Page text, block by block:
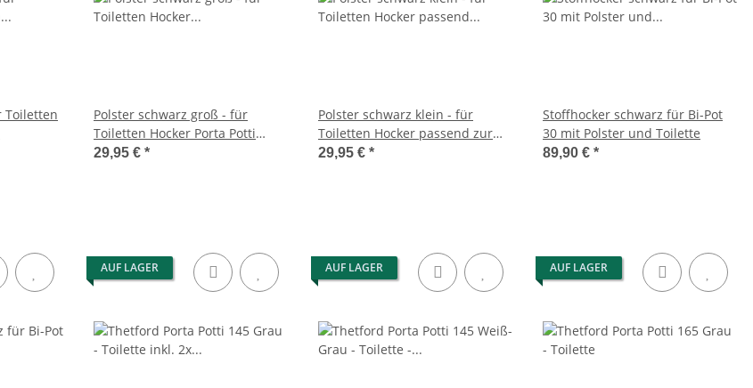
Polster schwarz groß - für
Toiletten Hocker Porta Potti
145/345 und 165/365
29,95 € *
Polster schwarz klein - für
Toiletten Hocker passend zur
Porta Potti 335
29,95 € *
Stoffhocker schwarz für Bi-Pot
30 mit Polster und Toilette
89,90 € *
AUF LAGER AUF LAGER AUF LAGER